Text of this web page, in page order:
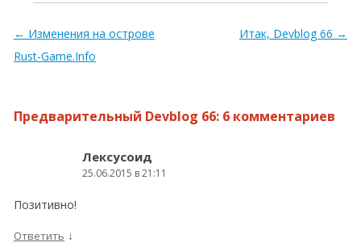
Навигация по записям
← Изменения на острове
Rust-Game.Info
Итак, Devblog 66 →
Предварительный Devblog 66: 6 комментариев
Лексусоид
25.06.2015 в 21:11
Позитивно!
Ответить ↓